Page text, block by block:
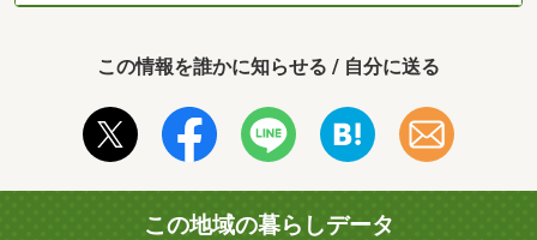
この情報を誰かに知らせる / 自分に送る
この地域の暮らしデータ